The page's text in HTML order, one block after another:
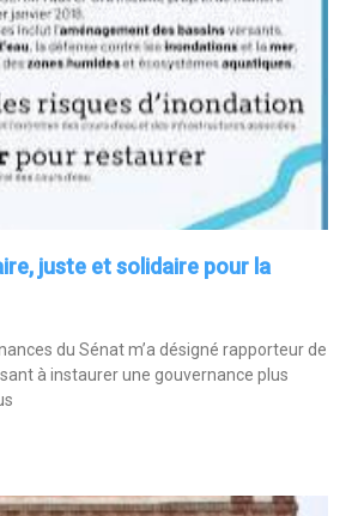
juste et solidaire pour la
du Sénat m’a désigné rapporteur de
à instaurer une gouvernance plus